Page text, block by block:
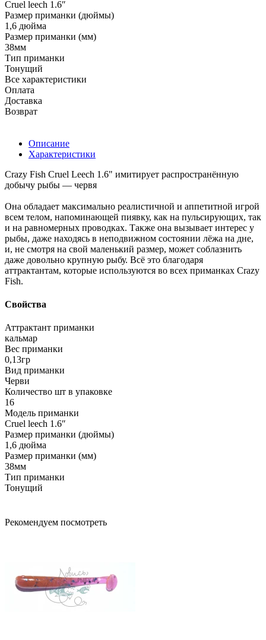
Cruel leech 1.6ʺ
Размер приманки (дюймы)
1,6 дюйма
Размер приманки (мм)
38мм
Тип приманки
Тонущий
Все характеристики
Оплата
Доставка
Возврат
Описание
Характеристики
Crazy Fish Cruel Leech 1.6" имитирует распространённую
добычу рыбы — червя
Она обладает максимально реалистичной и аппетитной игрой
всем телом, напоминающей пиявку, как на пульсирующих, так
и на равномерных проводках. Также она вызывает интерес у
рыбы, даже находясь в неподвижном состоянии лёжа на дне,
и, не смотря на свой маленький размер, может соблазнить
даже довольно крупную рыбу. Всё это благодаря
аттрактантам, которые используются во всех приманках Crazy
Fish.
Свойства
Аттрактант приманки
кальмар
Вес приманки
0,13гр
Вид приманки
Черви
Количество шт в упаковке
16
Модель приманки
Cruel leech 1.6ʺ
Размер приманки (дюймы)
1,6 дюйма
Размер приманки (мм)
38мм
Тип приманки
Тонущий
Рекомендуем посмотреть